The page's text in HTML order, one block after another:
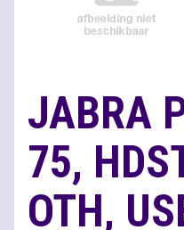
JABRA
75,
OTH,